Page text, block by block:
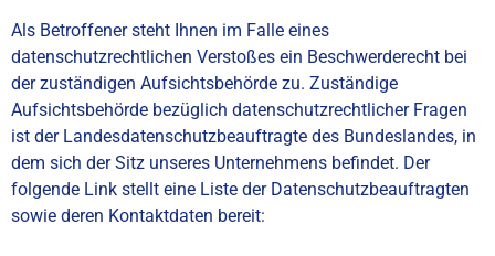
Als Betroffener steht Ihnen im Falle eines
datenschutzrechtlichen Verstoßes ein Beschwerderecht bei
der zuständigen Aufsichtsbehörde zu. Zuständige
Aufsichtsbehörde bezüglich datenschutzrechtlicher Fragen
ist der Landesdatenschutzbeauftragte des Bundeslandes, in
dem sich der Sitz unseres Unternehmens befindet. Der
folgende Link stellt eine Liste der Datenschutzbeauftragten
sowie deren Kontaktdaten bereit: